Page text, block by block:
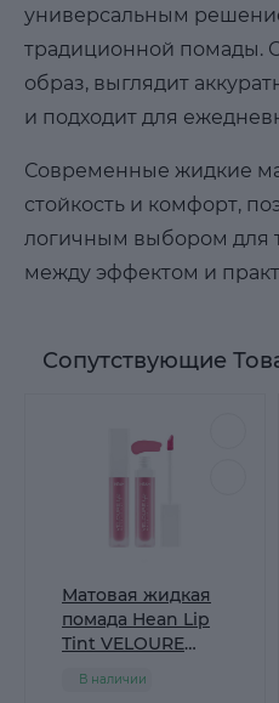
универсальным
традиционной помады.
образ, выглядит
и подходит для
Современные жидкие
стойкость и комфорт,
логичным выбором для
между эффектом и
Сопутствующие
Матовая жидкая
помада Hean Lip
Tint VELOURE
В наличии